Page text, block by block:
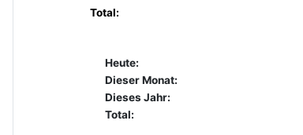
Total:
Heute:
Dieser Monat:
Dieses Jahr:
Total: